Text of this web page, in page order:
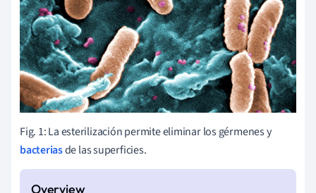
Fig. 1: La esterilización permite eliminar los gérmenes y
bacteriasde las superficies.